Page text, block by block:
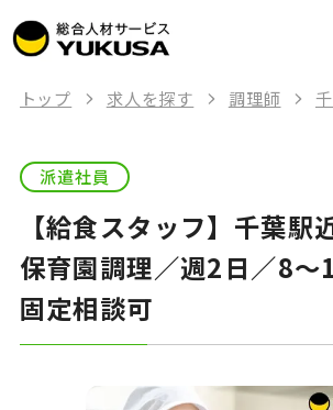
トップ 求人を探す 調理師
派遣社員
【給食スタッフ】千葉
保育園調理／週2日／8～
固定相談可